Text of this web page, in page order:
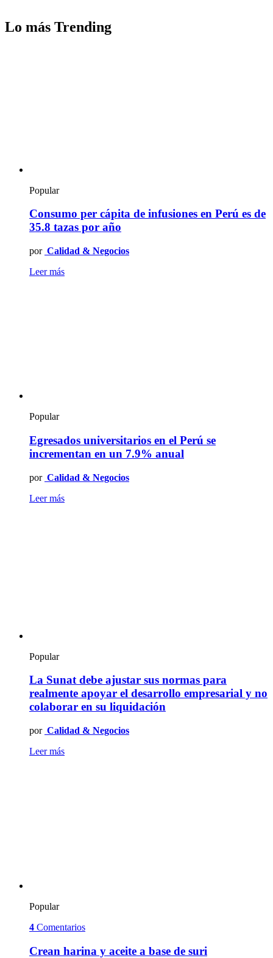
Lo más Trending
Popular
Consumo per cápita de infusiones en Perú es de
35.8 tazas por año
por Calidad & Negocios
Leer más
Popular
Egresados universitarios en el Perú se
incrementan en un 7.9% anual
por Calidad & Negocios
Leer más
Popular
La Sunat debe ajustar sus normas para
realmente apoyar el desarrollo empresarial y no
colaborar en su liquidación
por Calidad & Negocios
Leer más
Popular
4 Comentarios
Crean harina y aceite a base de suri